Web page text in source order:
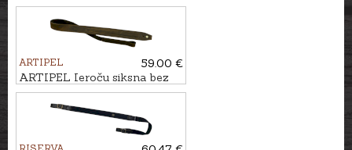
ARTIPEL
59.00 €
ARTIPEL Ieroču siksna bez
sprādzes 103cm